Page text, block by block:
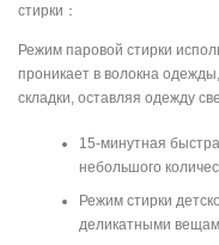
стирки：
Режим паровой стирки
проникает в волокна
складки, оставляя одежду
15-минутная
небольшого
Режим стирки
деликатными